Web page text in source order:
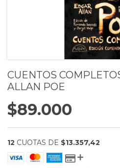
CUENTOS
ALLAN POE
$89.000
12 CUOTAS DE $13.357,42